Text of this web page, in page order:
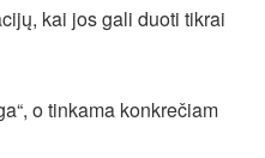
kai jos gali duoti tikrai
o tinkama konkrečiam